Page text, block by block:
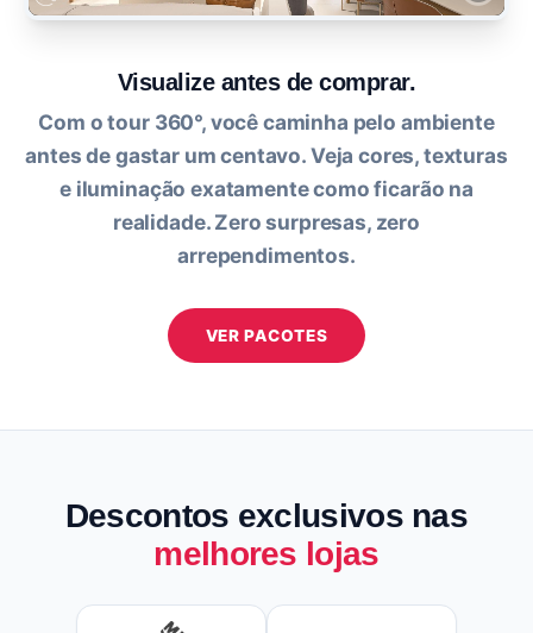
Visualize antes de comprar.
Com o tour 360°, você caminha pelo ambiente
antes de gastar um centavo. Veja cores, texturas
e iluminação exatamente como ficarão na
realidade. Zero surpresas, zero
arrependimentos.
VER PACOTES
Descontos exclusivos nas
melhores lojas